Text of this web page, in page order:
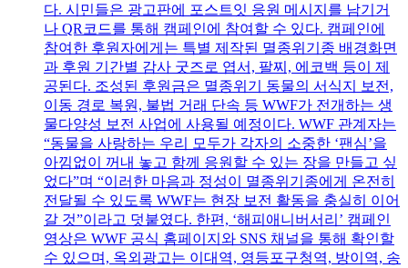
다. 시민들은 광고판에 포스트잇 응원 메시지를 남기거
나 QR코드를 통해 캠페인에 참여할 수 있다. 캠페인에
참여한 후원자에게는 특별 제작된 멸종위기종 배경화면
과 후원 기간별 감사 굿즈로 엽서, 팔찌, 에코백 등이 제
공된다. 조성된 후원금은 멸종위기 동물의 서식지 보전,
이동 경로 복원, 불법 거래 단속 등 WWF가 전개하는 생
물다양성 보전 사업에 사용될 예정이다. WWF 관계자는
“동물을 사랑하는 우리 모두가 각자의 소중한 ‘팬심’을
아낌없이 꺼내 놓고 함께 응원할 수 있는 장을 만들고 싶
었다”며 “이러한 마음과 정성이 멸종위기종에게 온전히
전달될 수 있도록 WWF는 현장 보전 활동을 충실히 이어
갈 것”이라고 덧붙였다. 한편, ‘해피애니버서리’ 캠페인
영상은 WWF 공식 홈페이지와 SNS 채널을 통해 확인할
수 있으며, 옥외광고는 이대역, 영등포구청역, 방이역, 송